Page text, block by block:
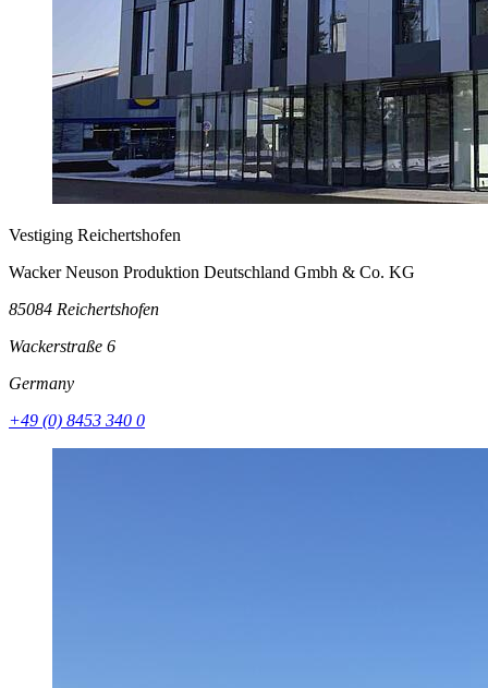
Vestiging Reichertshofen
Wacker Neuson Produktion Deutschland Gmbh & Co. KG
85084 Reichertshofen
Wackerstraße 6
Germany
+49 (0) 8453 340 0